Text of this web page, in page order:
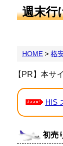
週末行
HOME > 格
【PR】本サ
HIS
初売